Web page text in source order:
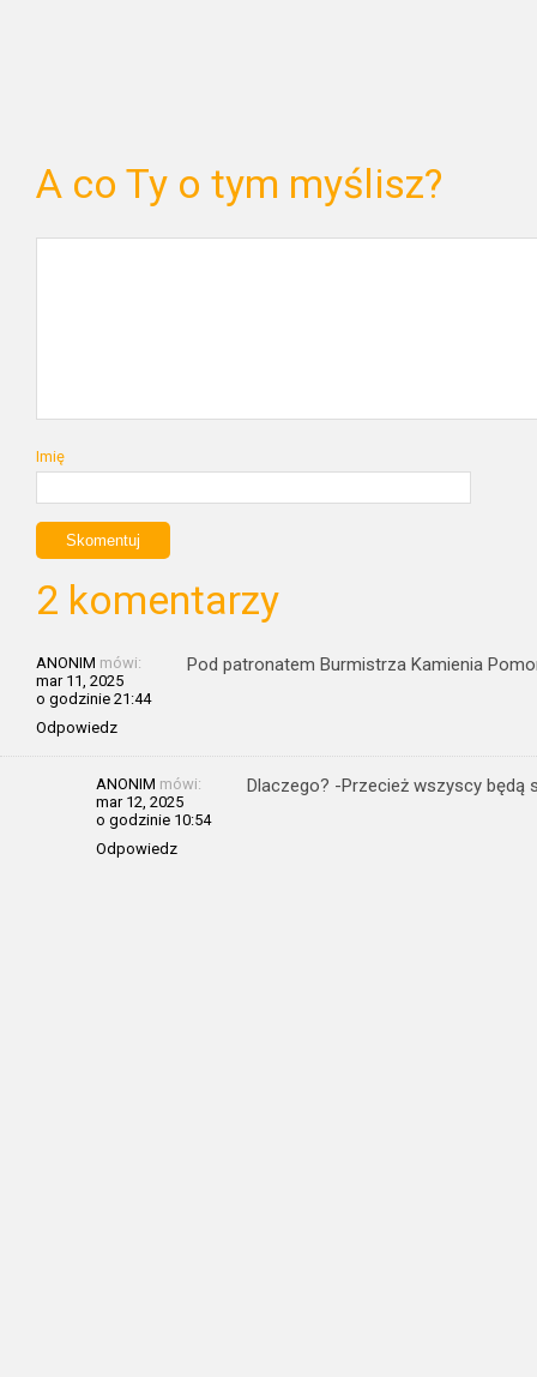
A co Ty o tym myślisz?
Imię
2 komentarzy
ANONIM mówi:
mar 11, 2025
o godzinie 21:44
Odpowiedz
Pod patronatem Burmistrza Kamienia
ANONIM mówi:
mar 12, 2025
o godzinie 10:54
Odpowiedz
Dlaczego? -Przecież wszyscy będą